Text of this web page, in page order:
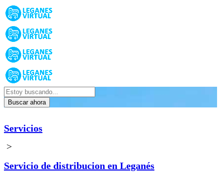
Buscar ahora
Servicios
>
Servicio de distribucion en Leganés